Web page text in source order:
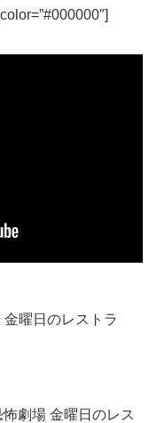
金曜日のレストラ
劇場 金曜日のレス